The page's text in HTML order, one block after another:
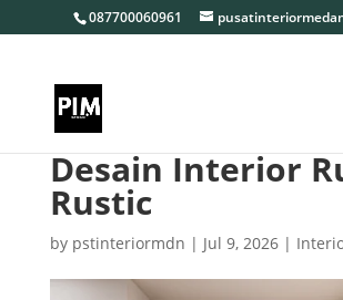
087700060961
Desain Interior
Rustic
by pstinteriormdn | Jul 9, 2026|